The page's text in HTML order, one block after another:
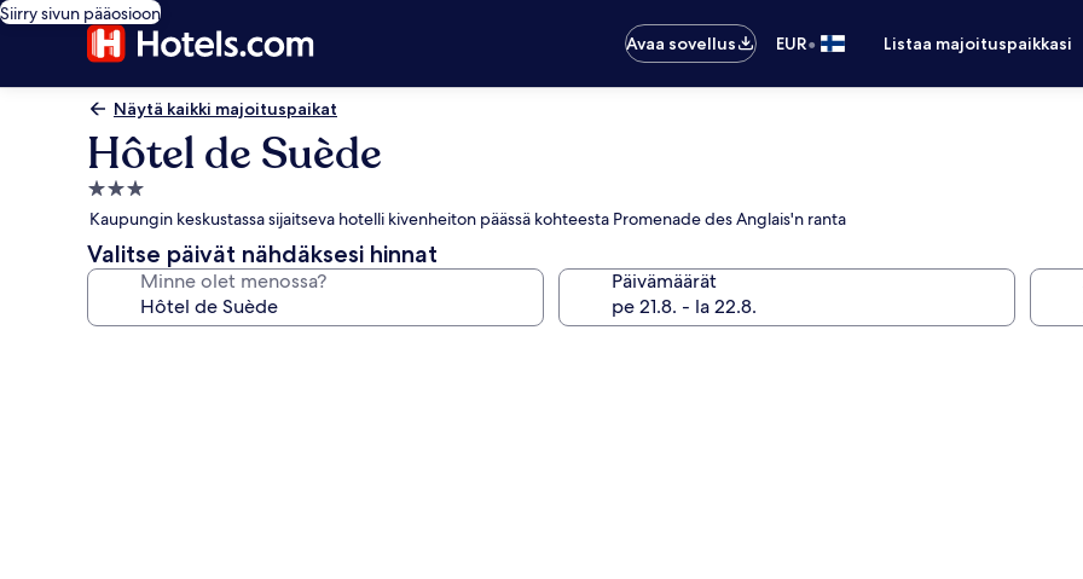
Siirry sivun pääosioon
Avaa sovellus
EUR• Listaa majoituspaikkasi
Näytä kaikki majoituspaikat
Hôtel de Suède
3.0
tähden
majoituspaikka
Kaupungin keskustassa sijaitseva hotelli kivenheiton päässä kohteesta Promenade des Anglais'n ranta
Valitse päivät nähdäksesi hinnat
Minne olet menossa? Päivämäärät